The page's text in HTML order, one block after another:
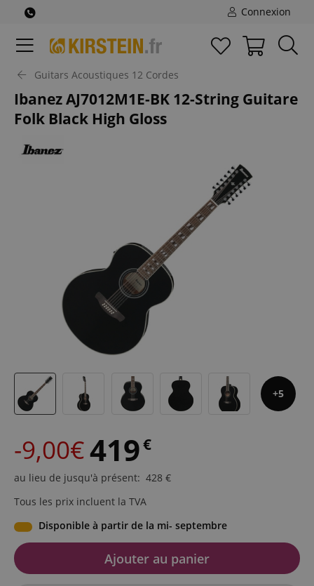
Connexion
Guitars Acoustiques 12 Cordes
Ibanez AJ7012M1E-BK 12-String Guitare
Folk Black High Gloss
5
-9,00€419€
au lieu de jusqu'à présent: 428 €
Tous les prix incluent la TVA
Disponible à partir de la mi- septembre
Ajouter au panier